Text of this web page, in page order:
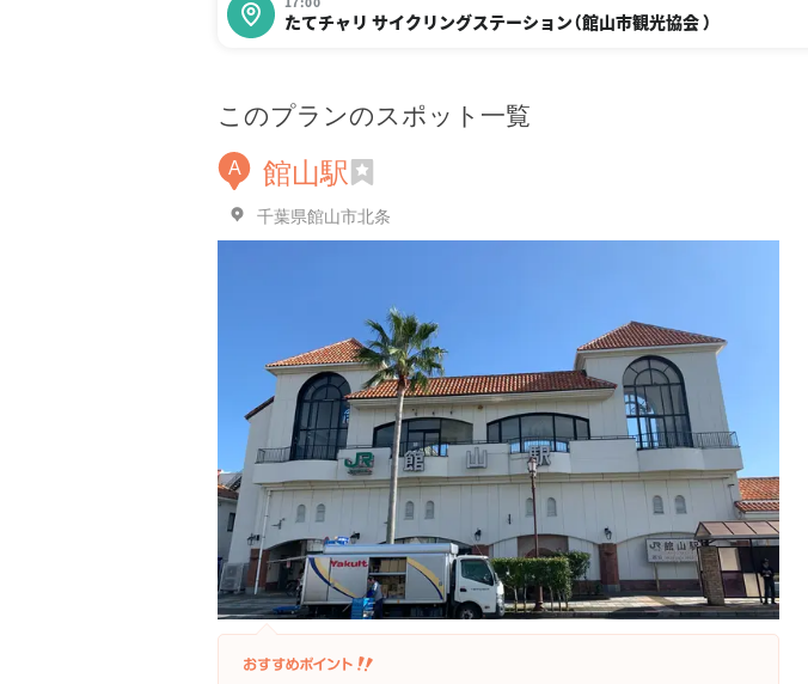
たてチャリ サイクリングステーション（館山市観光協会 ）
このプランのスポット一覧
A 館山駅
千葉県館山市北条